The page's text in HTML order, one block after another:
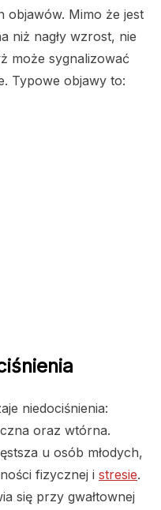
objawów. Mimo że jest
niż nagły wzrost, nie
może sygnalizować
Typowe objawy to:
niedociśnienia:
oraz wtórna.
u osób młodych,
fizycznej i stresie.
się przy gwałtownej